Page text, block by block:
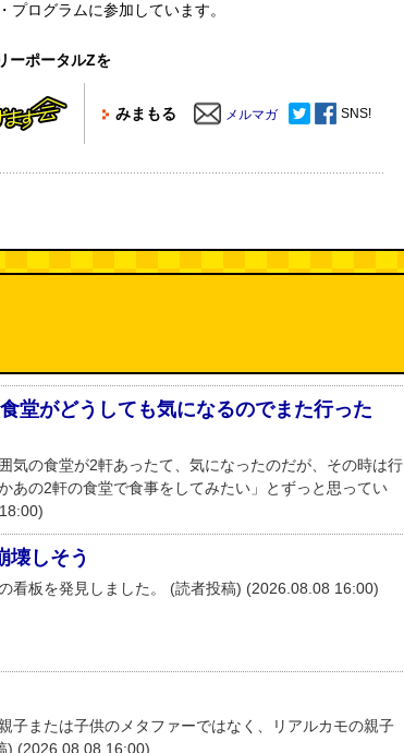
ログラムに参加しています。
ーポータルZを
みまもる メルマガ SNS!
堂がどうしても気になるのでまた行った
気の食堂が2軒あったて、気になったのだが、その時は行
あの2軒の食堂で食事をしてみたい」とずっと思ってい
壊しそう
看板を発見しました。 (読者投稿) (2026.08.08 16:00)
子または子供のメタファーではなく、リアルカモの親子
) (2026.08.08 16:00)